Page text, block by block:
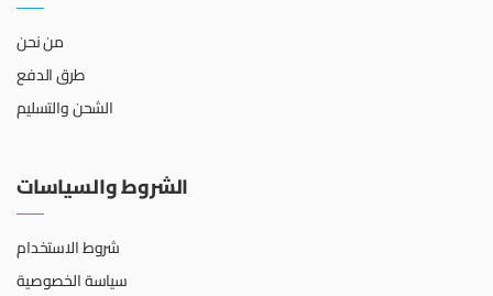
من نحن
طرق الدفع
الشحن والتسليم
الشروط والسياسات
شروط الاستخدام
سياسة الخصوصية